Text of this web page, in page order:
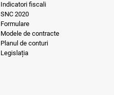
Indicatori fiscali
SNC 2020
Formulare
Modele de contracte
Planul de conturi
Legislația